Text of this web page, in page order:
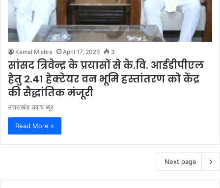
Kamal Mishra April 17, 2026 3
सांसद त्रिवेन्द्र के प्रयासों से के.वि. आईडीपीएल
हेतु 2.41 हेक्टेयर वन भूमि हस्तांतरण को केंद्र
की सैद्धांतिक मंजूरी
उत्तराखंड उवाच ब्यूर
Read More »
Next page